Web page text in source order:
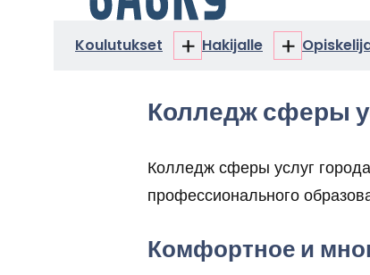
Kou­lu­tuk­set
Koulutukset
Ha­ki­jal­le
Hakijalle
Колледж сферы
Колледж сферы услуг города
профессионального
Комфортное и